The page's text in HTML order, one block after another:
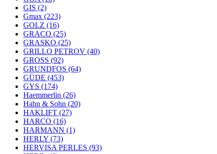
GIS (2)
Gmax (223)
GOLZ (16)
GRACO (25)
GRASKO (25)
GRILLO PETROV (40)
GROSS (92)
GRUNDFOS (64)
GÜDE (453)
GYS (174)
Haemmerlin (26)
Hahn & Sohn (20)
HAKLIFT (27)
HARCO (16)
HARMANN (1)
HERLY (73)
HERVISA PERLES (93)